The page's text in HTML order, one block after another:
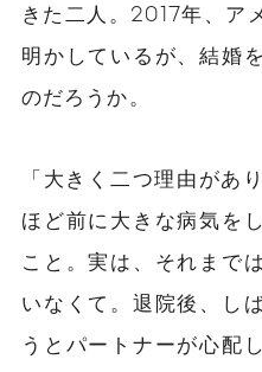
きた二人。2017年、ア
明かしているが、結婚
のだろうか。
「大きく二つ理由があ
ほど前に大きな病気を
こと。実は、それまで
いなくて。退院後、し
うとパートナーが心配